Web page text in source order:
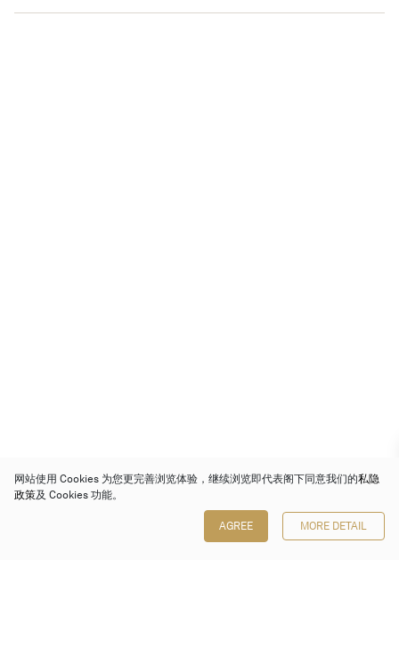
网站使用 Cookies 为您更完善浏览体验，继续浏览即代表阁下同意我们的私隐
政策及 Cookies 功能。
AGREE MORE DETAIL